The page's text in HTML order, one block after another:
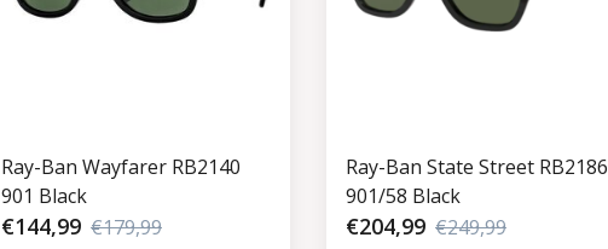
Ray-Ban Wayfarer RB2140
901 Black
€144,99 €179,99
Ray-Ban State Street RB2186
901/58 Black
€204,99 €249,99